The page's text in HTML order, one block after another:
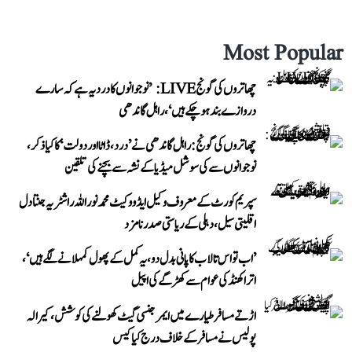
Most Popular
چھاتروں کی گونج LIVE: ’نوجوانوں کا درد یہ ہے کہ سارے
دروازے بند ہو چکے ہیں‘، راہل گاندھی
چھاتروں کی گونج: راہل گاندھی نے ’درد، ڈاٹا اور دولت‘ کا کیا ذکر،
نوجوانوں سے کی سوشل میڈیا کے نشہ سے بچنے کی تلقین
سپریم کورٹ کے معروف وکیل ایڈووکیٹ محمد نور اللہ راشٹریہ جنتا دل
اقلیتی سیل، دہلی کے ریاستی صدر نامزد
’اب تو اس تالاب کا پانی بدل دو، یہ کمل کے پھول کمہلانے لگے ہیں‘،
اتراکھنڈ کی عوام سے کھڑگے کی اپیل
اڑتے مسافر طیارے میں ایمرجنسی گیٹ کھولنے کی کوشش، کیرالہ
پولیس نے مسافر کے خلاف درج کیا کیس